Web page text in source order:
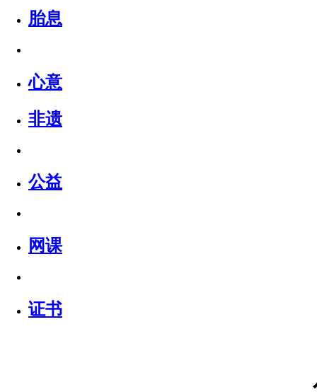
胎息
心意
非遗
公益
网课
证书